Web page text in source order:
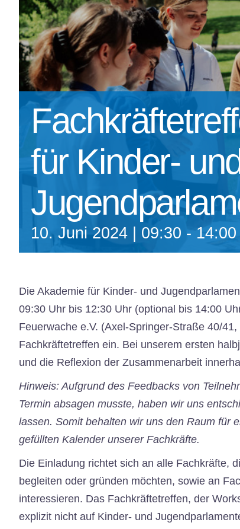
für Kinder-
10. Juni 2024 | 09:30 -14:00
Die Akademie für Kinder- und
09:30 Uhr bis 12:30 Uhr (optional bis 14:00
Feuerwache e.V. (Axel-Springer-Straße 40/
Fachkräftetreffen ein. Bei unserem ersten
und die Reflexion der Zusammenarbeit
Hinweis: Aufgrund des Feedbacks von
Termin absagen musste, haben wir uns
lassen. Somit behalten wir uns den Raum für
gefüllten Kalender unserer Fachkräfte.
Die Einladung richtet sich an alle Fachkräfte,
begleiten oder gründen möchten, sowie an
interessieren. Das Fachkräftetreffen, der
explizit nicht auf Kinder- und